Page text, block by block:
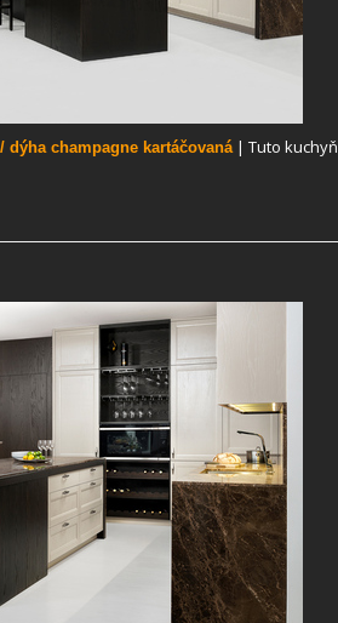
dýha champagne kartáčovaná| Tuto kuchyň